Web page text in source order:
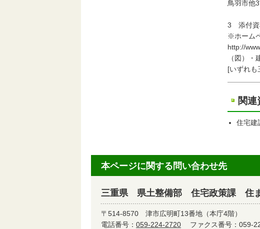
鳥羽市他
3 添付資
※ホーム
http://
（図）
[いずれも
関連
住宅建
本ページに関する問い合わせ先
三重県 県土整備部 住宅政策課 住
〒514-8570 津市広明町13番地（本庁4階）
電話番号： 059-224-2720 ファクス番号：059-